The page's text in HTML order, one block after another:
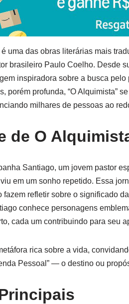
é uma das obras literárias mais
brasileiro Paulo Coelho. Desde
inspiradora sobre a busca
porém profunda, “O Alquimista”
milhares de pessoas ao
de O
Santiago, um jovem pastor
em um sonho repetido. Essa
fazem refletir sobre o significado
conhece personagens
cada um contribuindo para seu
rica sobre a vida,
Pessoal” — o destino ou